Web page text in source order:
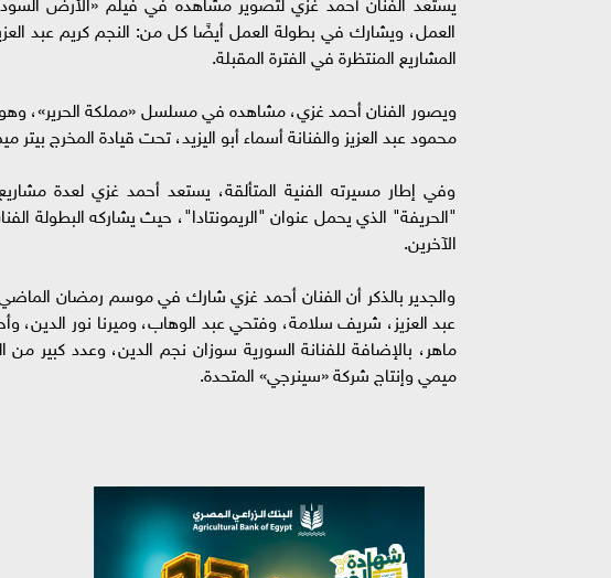
العمل، ويشارك في بطولة العمل أيضًا كل من: النجم كريم عبد
المشاريع المنتظرة في الفترة المقبلة.
ويصور الفنان أحمد غزي، مشاهده في مسلسل «مملكة الحرير»،
محمود عبد العزيز والفنانة أسماء أبو اليزيد، تحت قيادة المخرج بيتر
وفي إطار مسيرته الفنية المتألقة، يستعد أحمد غزي لعدة
"الحريفة" الذي يحمل عنوان "الريمونتادا"، حيث يشاركه البطولة
الآخرين.
والجدير بالذكر أن الفنان أحمد غزي شارك في موسم رمضان
عبد العزيز، شريف سلامة، وفتحي عبد الوهاب، وميرنا نور
ماهر، بالإضافة للفنانة السورية سوزان نجم الدين، وعدد كبير من
ميمي وإنتاج شركة «سينرجي» المتحدة.